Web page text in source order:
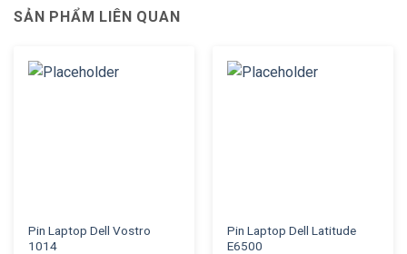
SẢN PHẨM LIÊN QUAN
Pin Laptop Dell Vostro
1014
Pin Laptop Dell Latitude
E6500